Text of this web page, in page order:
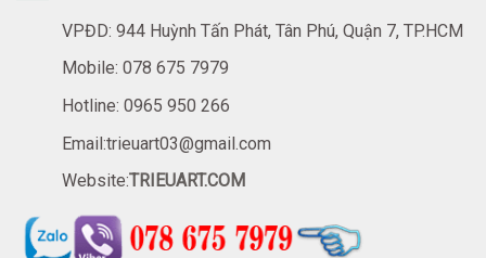
VPĐD: 944 Huỳnh Tấn Phát, Tân Phú, Quận 7, TP.HCM
Mobile: 078 675 7979
Hotline: 0965 950 266
Email:trieuart03@gmail.com
Website:TRIEUART.COM